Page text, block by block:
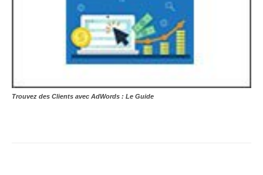
Trouvez des Clients avec AdWords : Le Guide